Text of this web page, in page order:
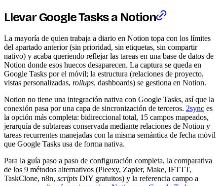
Llevar Google Tasks a Notion
La mayoría de quien trabaja a diario en Notion topa con los límites
del apartado anterior (sin prioridad, sin etiquetas, sin compartir
nativo) y acaba queriendo reflejar las tareas en una base de datos de
Notion donde esos huecos desaparecen. La captura se queda en
Google Tasks por el móvil; la estructura (relaciones de proyecto,
vistas personalizadas, rollups, dashboards) se gestiona en Notion.
Notion no tiene una integración nativa con Google Tasks, así que la
conexión pasa por una capa de sincronización de terceros. 2sync es
la opción más completa: bidireccional total, 15 campos mapeados,
jerarquía de subtareas conservada mediante relaciones de Notion y
tareas recurrentes manejadas con la misma semántica de fecha móvil
que Google Tasks usa de forma nativa.
Para la guía paso a paso de configuración completa, la comparativa
de los 9 métodos alternativos (Pleexy, Zapier, Make, IFTTT,
TaskClone, n8n, scripts DIY gratuitos) y la referencia campo a